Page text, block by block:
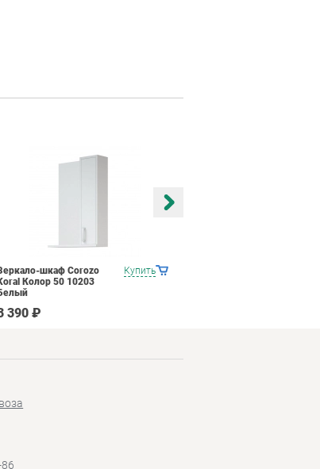
Купить
шкаф Corozo
Колор 50 10203
390 ₽